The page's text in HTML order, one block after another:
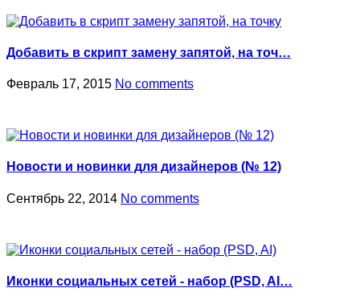
Добавить в скрипт замену запятой, на точ…
Февраль 17, 2015 No comments
Новости и новинки для дизайнеров (№ 12)
Сентябрь 22, 2014 No comments
Иконки социальных сетей - набор (PSD, AI…